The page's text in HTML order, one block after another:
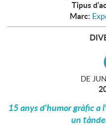
Tipus
Marc:
DE
15 anys d'humor gràfic a
un